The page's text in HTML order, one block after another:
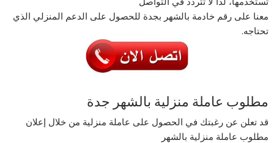
معنا على رقم خادمة بالشهر بجدة للحصول على الدعم المنزلي الذي
تحتاجه.
مطلوب عاملة منزلية بالشهر جدة
قد تعلن عن رغبتك في الحصول على عاملة منزلية من خلال إعلان
مطلوب عاملة منزلية بالشهر